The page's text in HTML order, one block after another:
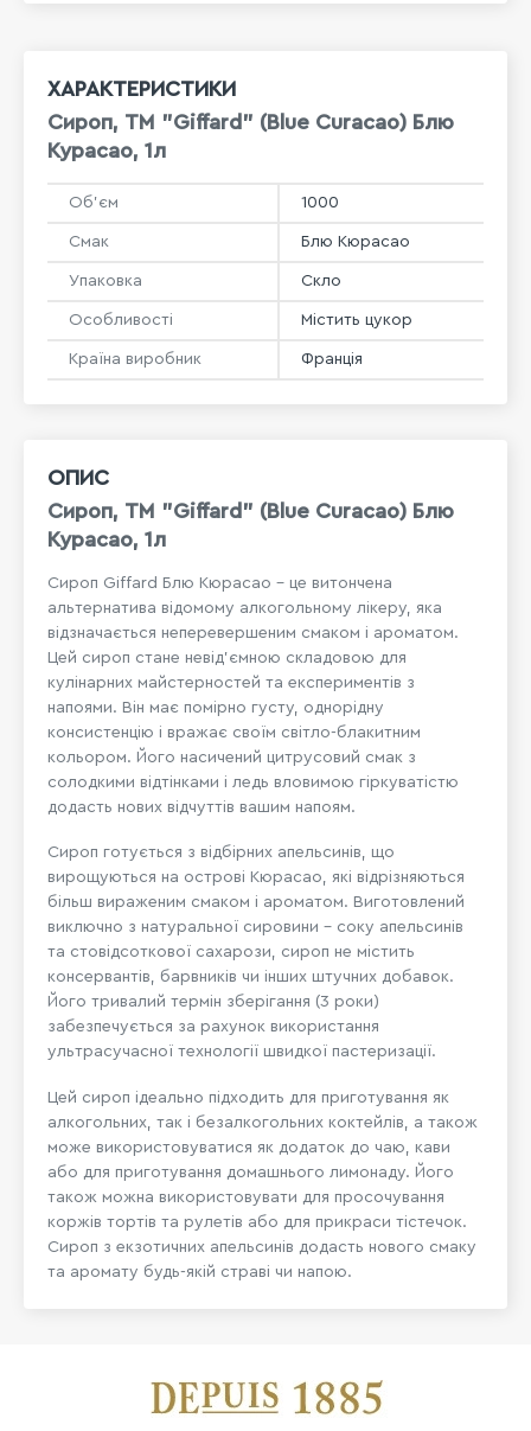
ОПИС
Сироп, ТМ "Giffard" (Blue Curacao) Блю
Курасао, 1л
Сироп Giffard Блю Кюрасао - це витончена
альтернатива відомому алкогольному лікеру, яка
відзначається неперевершеним смаком і ароматом.
Цей сироп стане невід'ємною складовою для
кулінарних майстерностей та експериментів з
напоями. Він має помірно густу, однорідну
консистенцію і вражає своїм світло-блакитним
кольором. Його насичений цитрусовий смак з
солодкими відтінками і ледь вловимою гіркуватістю
додасть нових відчуттів вашим напоям.
Сироп готується з відбірних апельсинів, що
вирощуються на острові Кюрасао, які відрізняються
більш вираженим смаком і ароматом. Виготовлений
виключно з натуральної сировини - соку апельсинів
та стовідсоткової сахарози, сироп не містить
консервантів, барвників чи інших штучних добавок.
Його тривалий термін зберігання (3 роки)
забезпечується за рахунок використання
ультрасучасної технології швидкої пастеризації.
Цей сироп ідеально підходить для приготування як
алкогольних, так і безалкогольних коктейлів, а також
може використовуватися як додаток до чаю, кави
або для приготування домашнього лимонаду. Його
також можна використовувати для просочування
коржів тортів та рулетів або для прикраси тістечок.
Сироп з екзотичних апельсинів додасть нового смаку
та аромату будь-якій страві чи напою.
ХАРАКТЕРИСТИКИ
Сироп, ТМ "Giffard" (Blue Curacao) Блю
Курасао, 1л
Об'єм 1000
Смак Блю Кюрасао
Упаковка Скло
Особливості Містить цукор
Країна виробник Франція